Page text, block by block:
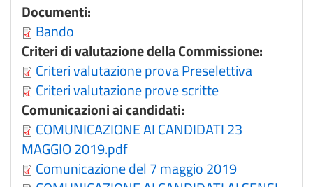
Documenti:
Bando
Criteri di valutazione della Commissione:
Criteri valutazione prova Preselettiva
Criteri valutazione prove scritte
Comunicazioni ai candidati:
COMUNICAZIONE AI CANDIDATI 23
MAGGIO 2019.pdf
Comunicazione del 7 maggio 2019